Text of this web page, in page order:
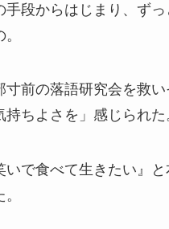
手段からはじまり、ずっ
寸前の落語研究会を救い
ちよさを」感じられた
いで食べて生きたい』